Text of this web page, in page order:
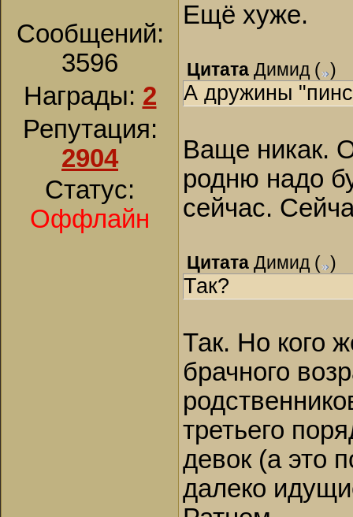
Сообщений:
3596
Награды: 2
Репутация:
2904
Статус:
Оффлайн
Ещё хуже.
Цитата Димид ( )
А дружины
Ваще никак.
родню надо
сейчас.
Цитата Димид ( )
Так?
Так. Но кого
брачного
третьего
девок (а это
далеко